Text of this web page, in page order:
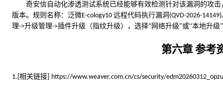
奇安信自动化渗透测试系统已经能够有效检测针对该漏洞的攻
版本。规则名称：泛微E-cology10 远程代码执行漏洞 (QVD-2026-14149)
理->升级管理->插件升级（指纹升级），选择“网络升级”或“本地升级
第六章 参考
1.[ 相关链接 https://www.weaver.com.cn/cs/security/